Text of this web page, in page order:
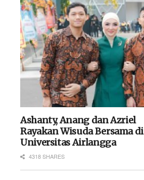
Ashanty, Anang dan Azriel
Rayakan Wisuda Bersama di
Universitas Airlangga
4318 SHARES